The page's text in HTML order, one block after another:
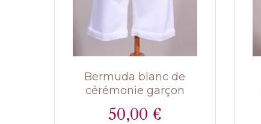
Bermuda blanc de
cérémonie garçon
50,00 €